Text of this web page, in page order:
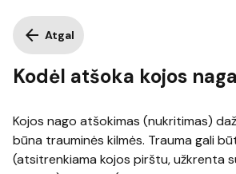
arrow_back Atgal
Kodėl atšoka kojos
Kojos nago atšokimas (nukritimas)
būna trauminės kilmės. Trauma gali
(atsitrenkiama kojos pirštu, užkrenta